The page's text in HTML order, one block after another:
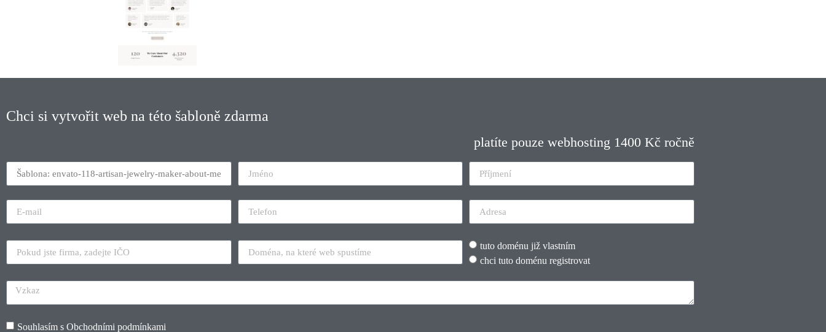
Chci si vytvořit web na této šabloně zdarma
platíte pouze webhosting 1400 Kč ročně
tuto doménu již vlastním
chci tuto doménu registrovat
Souhlasím s Obchodními podmínkami